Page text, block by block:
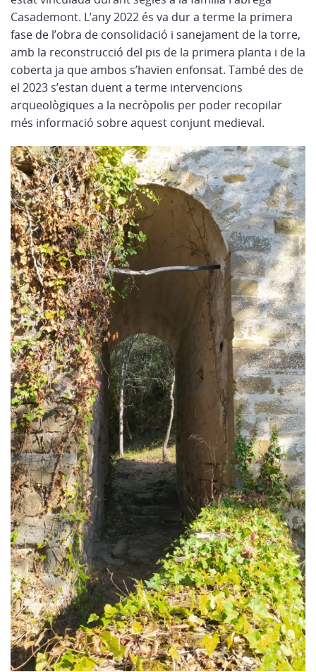
Casademont. L’any 2022 és va dur a terme la primera
fase de l’obra de consolidació i sanejament de la torre,
amb la reconstrucció del pis de la primera planta i de la
coberta ja que ambos s’havien enfonsat. També des de
el 2023 s’estan duent a terme intervencions
arqueològiques a la necròpolis per poder recopilar
més informació sobre aquest conjunt medieval.